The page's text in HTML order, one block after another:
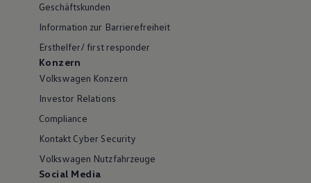
Geschäftskunden
Information zur Barrierefreiheit
Ersthelfer/ first responder
Konzern
Volkswagen Konzern
Investor Relations
Compliance
Kontakt Cyber Security
Volkswagen Nutzfahrzeuge
Social Media